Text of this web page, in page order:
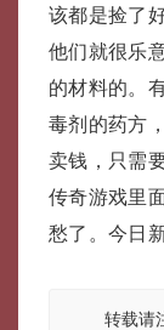
该都是捡了
他们就很乐
的材料的。
毒剂的药方
卖钱，只需
传奇游戏里
愁了。今日
转载请